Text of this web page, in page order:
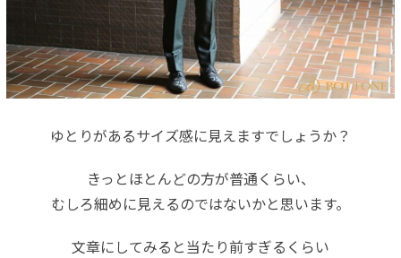
ゆとりがあるサイズ感に見えますでしょうか？
きっとほとんどの方が普通くらい、
むしろ細めに見えるのではないかと思います。
文章にしてみると当たり前すぎるくらい